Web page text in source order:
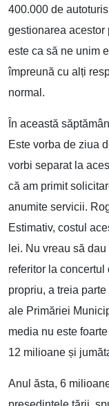
400.000 de
gestionarea acestor
este ca să ne unim
împreună cu alți
normal.
În această
Este vorba de ziua
vorbi separat la
că am primit
anumite servicii.
Estimativ, costul
lei. Nu vreau să
referitor la concertul
propriu, a treia
ale Primăriei
media nu este
12 milioane și
Anul ăsta, 6